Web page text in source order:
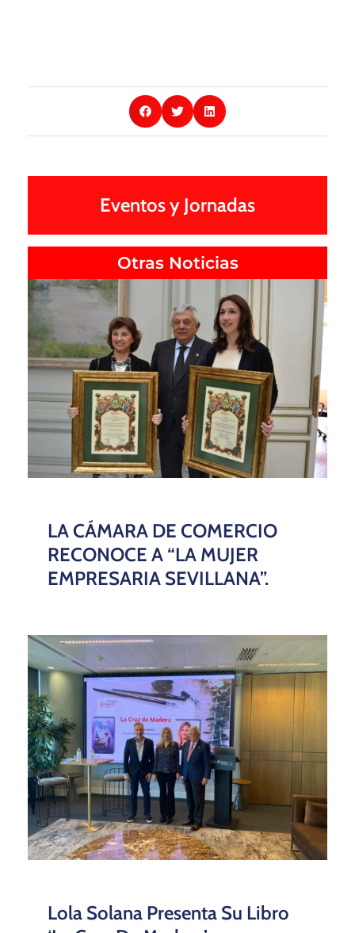
Eventos y Jornadas
Otras Noticias
LA CÁMARA DE COMERCIO
RECONOCE A “LA MUJER
EMPRESARIA SEVILLANA”.
Lola Solana Presenta Su Libro